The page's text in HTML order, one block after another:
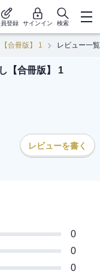
登録 サインイン 検索
合冊版】 1 レビュー一覧
【合冊版】 1
レビューを書く
0
0
0